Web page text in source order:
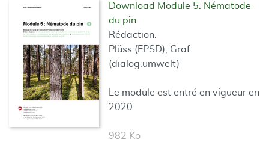
Download Module 5: Nématode
du pin
Rédaction:
Plüss (EPSD), Graf
(dialog:umwelt)
Le module est entré en vigueur en
2020.
982 Ko